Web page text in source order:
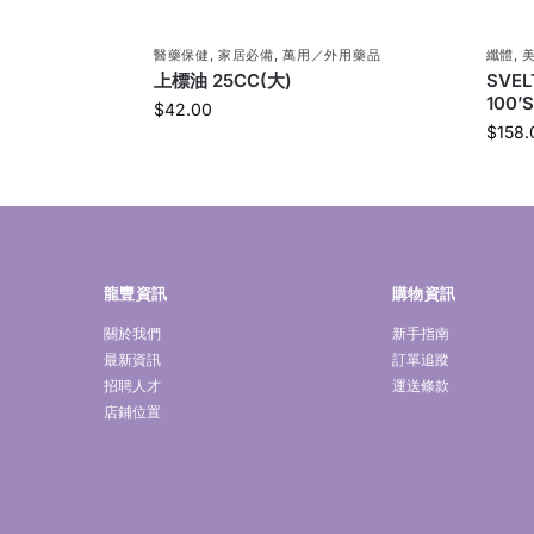
醫藥保健 ,家居必備 ,萬用／外用藥品
上標油 25CC(大)
$42.00
纖體 ,
100’S
$
龍豐資訊
關於我們
最新資訊
招聘人才
店鋪位置
購物資訊
新手指南
訂單追蹤
運送條款